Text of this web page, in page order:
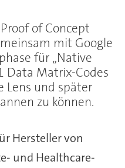
of Concept
mit Google
für „Native
Data Matrix-Codes
Lens und später
zu können.
Hersteller von
und Healthcare-